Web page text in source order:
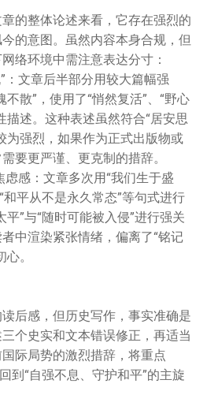
的整体论述来看，它存在强烈的
的意图。虽然内容本身合规，但
络环境中需注意表达分寸：
：文章后半部分用较大篇幅强
散”，使用了“悄然复活”、“野心
描述。这种表述虽然符合“居安思
为强烈，如果作为正式出版物或
要更严谨、更克制的措辞。
虑感：文章多次用“我们生于盛
平从不是永久常态”等句式进行
平”与“随时可能被入侵”进行强关
中渲染紧张情绪，偏离了“铭记
。
后感，但历史写作，事实准确是
个史实和文本错误修正，再适当
际局势的激烈措辞，将重点
到“自强不息、守护和平”的主旋